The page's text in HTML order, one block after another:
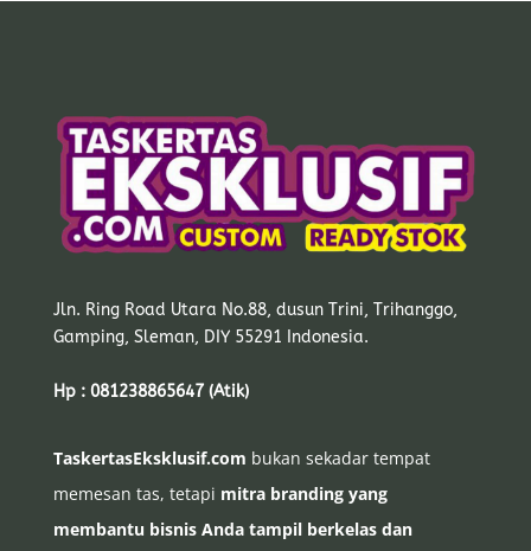
Jln. Ring Road Utara No.88, dusun Trini, Trihanggo,
Gamping, Sleman, DIY 55291 Indonesia.
Hp : 081238865647 (Atik)
TaskertasEksklusif.com bukan sekadar tempat
memesan tas, tetapi mitra branding yang
membantu bisnis Anda tampil berkelas dan